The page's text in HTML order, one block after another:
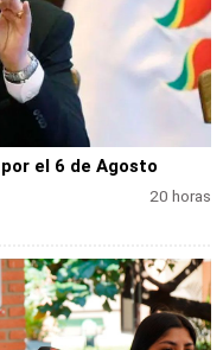
el 6 de Agosto
20 horas